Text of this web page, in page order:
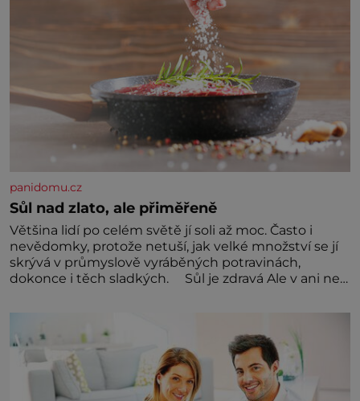
panidomu.cz
Sůl nad zlato, ale přiměřeně
Většina lidí po celém světě jí soli až moc. Často i
nevědomky, protože netuší, jak velké množství se jí
skrývá v průmyslově vyráběných potravinách,
dokonce i těch sladkých. Sůl je zdravá Ale v ani ne
běžné. Její základní složky– sodík a chlór – jsou